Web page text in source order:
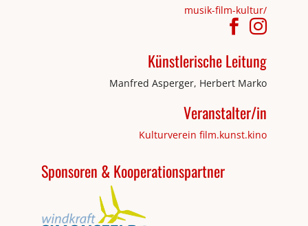
musik-film-kultur/
Künstlerische Leitung
Manfred Asperger, Herbert Marko
Veranstalter/in
Kulturverein film.kunst.kino
Sponsoren & Kooperationspartner